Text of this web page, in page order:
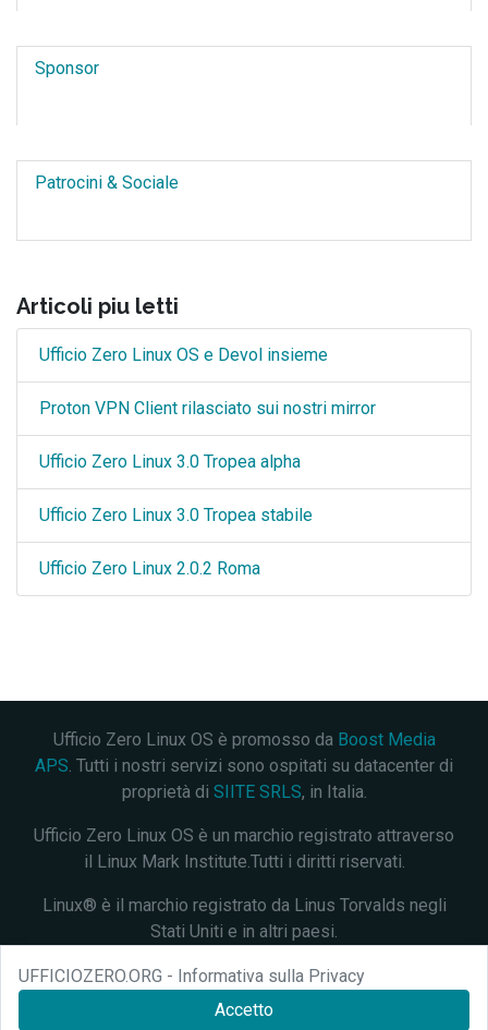
Sponsor
Patrocini & Sociale
Articoli piu letti
Ufficio Zero Linux OS e Devol insieme
Proton VPN Client rilasciato sui nostri mirror
Ufficio Zero Linux 3.0 Tropea alpha
Ufficio Zero Linux 3.0 Tropea stabile
Ufficio Zero Linux 2.0.2 Roma
Ufficio Zero Linux OS è promosso da Boost Media
APS. Tutti i nostri servizi sono ospitati su datacenter di
proprietà di SIITE SRLS, in Italia.
Ufficio Zero Linux OS è un marchio registrato attraverso
il Linux Mark Institute.Tutti i diritti riservati.
Linux® è il marchio registrato da Linus Torvalds negli
Stati Uniti e in altri paesi.
Questo progetto è distribuito con licenza
Commons Attribution 4.0 International
UFFICIOZERO.ORG - Informativa sulla Privacy
Accetto